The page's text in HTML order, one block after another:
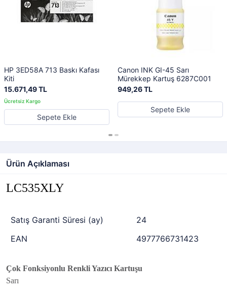
HP 3ED58A 713 Baskı Kafası
Kiti
15.671,49 TL
Sepete Ekle
Canon INK GI-45 Sarı
Mürekkep Kartuş 6287C001
949,26 TL
Sepete Ekle
Ürün Açıklaması
LC535XLY
Satış Garanti Süresi (ay)
24
EAN
4977766731423
Çok Fonksiyonlu Renkli Yazıcı Kartuşu
Sarı